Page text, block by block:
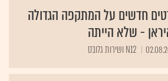
חדשים על המתקפה הגדולה
- שלא הייתה
N12 ושירות גלובס